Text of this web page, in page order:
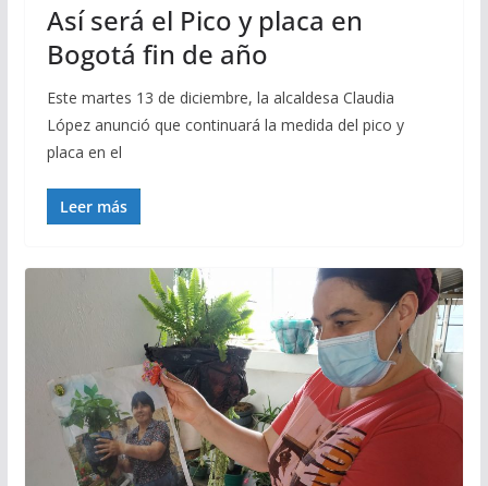
Así será el Pico y placa en
Bogotá fin de año
Este martes 13 de diciembre, la alcaldesa Claudia
López anunció que continuará la medida del pico y
placa en el
Leer más